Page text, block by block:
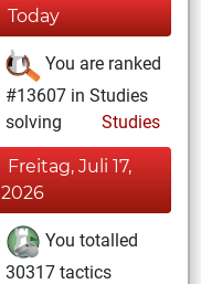
Today
You are ranked
#13607 in Studies
solving
Studies
Freitag, Juli 17,
2026
You totalled
30317 tactics